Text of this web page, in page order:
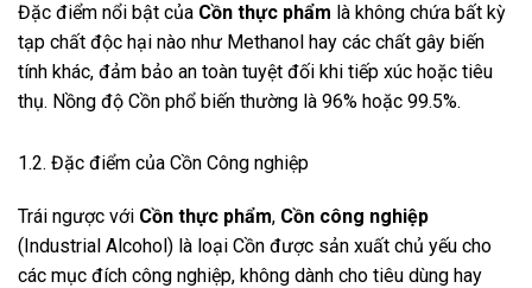
Đặc điểm nổi bật của Cồn thực phẩm là không chứa bất kỳ
tạp chất độc hại nào như Methanol hay các chất gây biến
tính khác, đảm bảo an toàn tuyệt đối khi tiếp xúc hoặc tiêu
thụ. Nồng độ Cồn phổ biến thường là 96% hoặc 99.5%.
1.2. Đặc điểm của Cồn Công nghiệp
Trái ngược với Cồn thực phẩm, Cồn công nghiệp
(Industrial Alcohol) là loại Cồn được sản xuất chủ yếu cho
các mục đích công nghiệp, không dành cho tiêu dùng hay